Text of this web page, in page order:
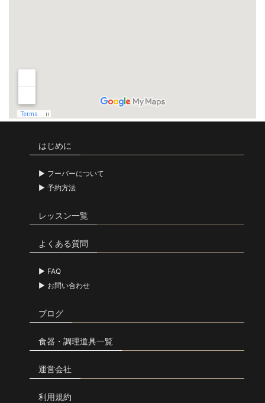
はじめに
フーバーについて
予約方法
レッスン一覧
よくある質問
FAQ
お問い合わせ
ブログ
食器・調理道具一覧
運営会社
利用規約